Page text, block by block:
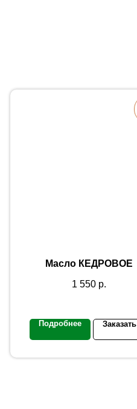
Масло КЕДРОВОЕ
1 550 р.
Подробнее Заказать